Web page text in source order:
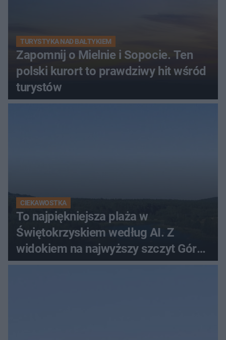
TURYSTYKA NAD BAŁTYKIEM
Zapomnij o Mielnie i Sopocie. Ten
polski kurort to prawdziwy hit wśród
turystów
CIEKAWOSTKA
To najpiękniejsza plaża w
Świętokrzyskiem według AI. Z
widokiem na najwyższy szczyt Gór
Świętokrzyskich